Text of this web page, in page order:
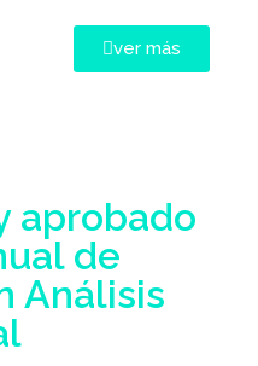
ver más
aprobado
de
Análisis